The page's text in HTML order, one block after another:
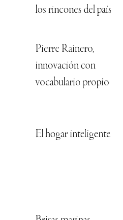
los rincones del país
Pierre Rainero,
innovación con
vocabulario propio
El hogar inteligente